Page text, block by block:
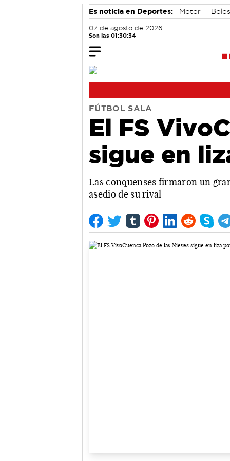
Es noticia en Deportes: Motor
07 de agosto de 2026
Son las 01:30:35
FÚTBOL SALA
El FS
sigue en
Las conquenses firmaron un
asedio de su rival